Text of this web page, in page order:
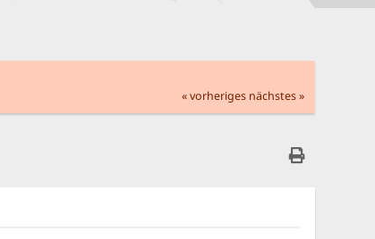
« vorheriges nächstes »